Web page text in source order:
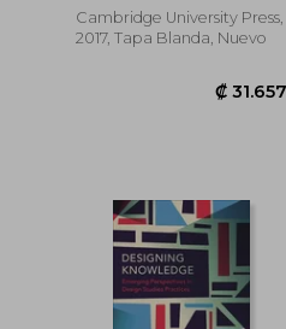
Cambridge University Press,
2017, Tapa Blanda, Nuevo